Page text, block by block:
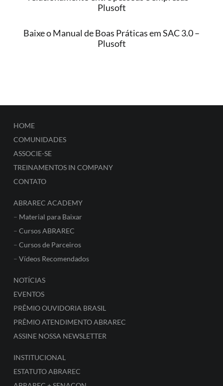
Plusoft
Baixe o Manual de Boas Práticas em SAC 3.0 –
Plusoft
HOME
COMUNIDADES
ASSOCIE-SE
TREINAMENTOS IN COMPANY
CONTATO
ABRAREC ACADEMY
– Material para Baixar
– Cursos ABRAREC
– Cursos de Parceiros
– Vídeos Recomendados
NOTÍCIAS
EVENTOS
PRÊMIO OUVIDORIA BRASIL
PRÊMIO ATENDIMENTO ABRAREC
ASSINE NOSSA NEWSLETTER
INSTITUCIONAL
ESTATUTO ABRAREC